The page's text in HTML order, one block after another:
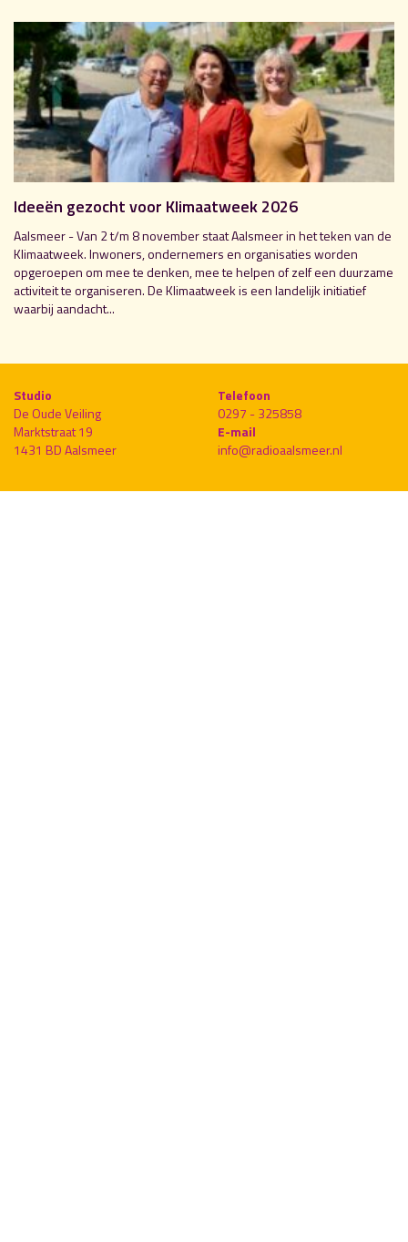
Ideeën gezocht voor Klimaatweek 2026
Aalsmeer - Van 2 t/m 8 november staat Aalsmeer in het teken van de
Klimaatweek. Inwoners, ondernemers en organisaties worden
opgeroepen om mee te denken, mee te helpen of zelf een duurzame
activiteit te organiseren. De Klimaatweek is een landelijk initiatief
waarbij aandacht...
Studio
De Oude Veiling
Marktstraat 19
1431 BD Aalsmeer
Telefoon
0297 - 325858
E-mail
info@radioaalsmeer.nl